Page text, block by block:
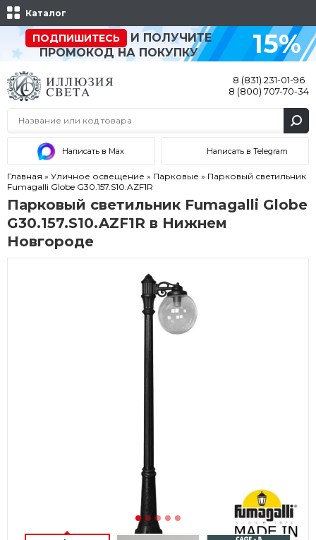
Каталог
ПОДПИШИТЕСЬ
И ПОЛУЧИТЕ
ПРОМОКОД НА ПОКУПКУ
15%
8 (831) 231-01-96
8 (800) 707-70-34
Написать в Max Написать в Telegram
Главная » Уличное освещение » Парковые » Парковый светильник
Fumagalli Globe G30.157.S10.AZF1R
Парковый светильник Fumagalli Globe
G30.157.S10.AZF1R в Нижнем
Новгороде